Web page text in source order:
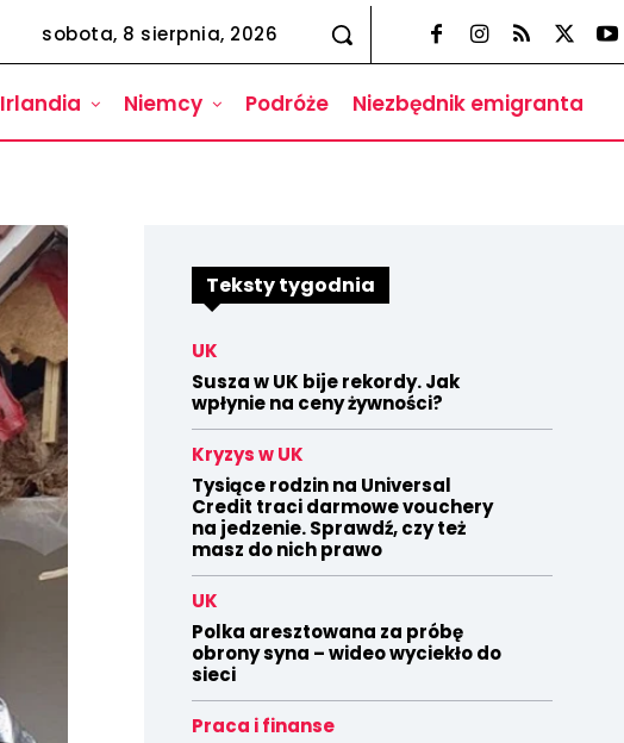
sobota, 8 sierpnia, 2026
Irlandia Niemcy Podróże Niezbędnik emigranta
Teksty tygodnia
UK
Susza w UK bije rekordy. Jak
wpłynie na ceny żywności?
Kryzys w UK
Tysiące rodzin na Universal
Credit traci darmowe vouchery
na jedzenie. Sprawdź, czy też
masz do nich prawo
UK
Polka aresztowana za próbę
obrony syna – wideo wyciekło do
sieci
Praca i finanse